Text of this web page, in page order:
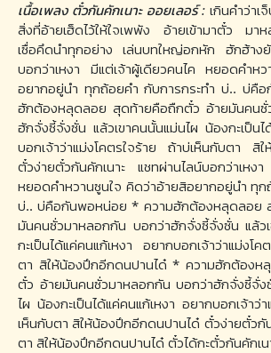
เนื้อเพลง ตั๋วกันคักเนาะ ออยเลอร์ :เกินคำว่าเ
สิ่งที่อ้ายเฮ็ดไว้ให้ใจเพพัง อ้ายเข้ามาตั๋ว ม
เซื่อคึดนำทุกอย่าง เล่นบทใหญ่อกหัก ฮักฮ้าง
บอกว่าเหงา มีแต่เจ้าผู้เดียวคนไค หยอดคำห
อยากอยู่นำ ทุกถ้อยคำ กับการกระทำ บ่.. บ่คื
ฮักต้องหลุดลอย สุดท้ายคือถืกตั๋ว อ้ายมันคนซั่
ฮักจั่งซี้จั่งซั่น แล้วเขาคนนั้นแม่นไผ น้องกะเป็น
บอกเจ้าว่าแม่งโคตรใจร้าย ถ้าบ่เห็นกับตา สิ
ตั๋วง่ายตั๋วกันคักเนาะ แชทผ่านไลน์บอกว่าเหงา
หยอดคำหวานซูนใจ คิดว่าอ้ายสิอยากอยู่นำ ทุก
บ่.. บ่คือกันพอหน่อย * ความฮักต้องหลุดลอย
มันคนซั่วมาหลอกกัน บอกว่าฮักจั่งซี้จั่งซั่น แล้ว
กะเป็นได้แค่คนแก้เหงา อยากบอกเจ้าว่าแม่งโ
ตา สิให้น้องปึกอีกดนปานได๋ * ความฮักต้องห
ตั๋ว อ้ายมันคนซั่วมาหลอกกัน บอกว่าฮักจั่งซี้จั่ง
ไผ น้องกะเป็นได้แค่คนแก้เหงา อยากบอกเจ้าว่
เห็นกับตา สิให้น้องปึกอีกดนปานได๋ ตั๋วง่ายตั๋วกั
ตา สิให้น้องปึกอีกดนปานได๋ ตั๋วได้กะตั๋วกันคักเน